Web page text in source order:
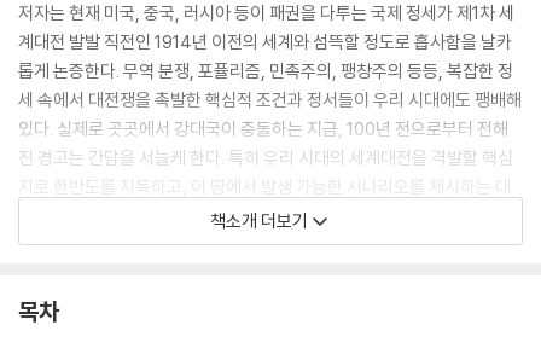
저자는 현재 미국, 중국, 러시아 등이 패권을 다투는 국제 정세가 제1차 세
계대전 발발 직전인 1914년 이전의 세계와 섬뜩할 정도로 흡사함을 날카
롭게 논증한다. 무역 분쟁, 포퓰리즘, 민족주의, 팽창주의 등등, 복잡한 정
세 속에서 대전쟁을 촉발한 핵심적 조건과 정서들이 우리 시대에도 팽배해
있다. 실제로 곳곳에서 강대국이 충돌하는 지금, 100년 전으로부터 전해
진 경고는 간담을 서늘케 한다. 특히 우리 시대의 세계대전을 격발할 핵심
지로 한반도를 지목하고, 이 땅에서 발생 가능한 시나리오를 제시하는 대
목은 대한민국의 독자에게 꼭 필요한 정보와 관점을 제공한다.
가장 중요한 책일지도 모른다”고 극찬한 이 책은, 과거의 비극을 해부하여
책소개 더보기
목차